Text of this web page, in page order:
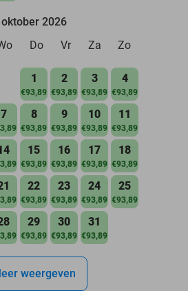
oktober 2026
Do Vr Za Zo
1
€93,89
2
€93,89
3
€93,89
4
€93,89
7 8
€93,89
9
€93,89
10
€93,89
11
€93,89
15
€93,89
16
€93,89
17
€93,89
18
€93,89
22
€93,89
23
€93,89
24
€93,89
25
€93,89
29
€93,89
30
€93,89
31
€93,89
weergeven